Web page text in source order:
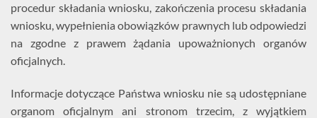
procedur składania wniosku, zakończenia procesu składania
wniosku, wypełnienia obowiązków prawnych lub odpowiedzi
na zgodne z prawem żądania upoważnionych organów
oficjalnych.
Informacje dotyczące Państwa wniosku nie są udostępniane
organom oficjalnym ani stronom trzecim, z wyjątkiem